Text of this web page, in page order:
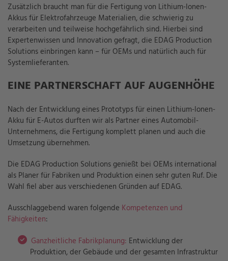
Zusätzlich braucht man für die Fertigung von Lithium-Ionen-
Akkus für Elektrofahrzeuge Materialien, die schwierig zu
verarbeiten und teilweise hochgefährlich sind. Hierbei sind
Expertenwissen und Innovation gefragt, die EDAG Production
Solutions einbringen kann – für OEMs und natürlich auch für
Systemlieferanten.
EINE PARTNERSCHAFT AUF AUGENHÖHE
Nach der Entwicklung eines Prototyps für einen Lithium-Ionen-
Akku für E-Autos durften wir als Partner eines Automobil-
Unternehmens, die Fertigung komplett planen und auch die
Umsetzung übernehmen.
Die EDAG Production Solutions genießt bei OEMs international
als Planer für Fabriken und Produktion einen sehr guten Ruf. Die
Wahl fiel aber aus verschiedenen Gründen auf EDAG.
Ausschlaggebend waren folgende Kompetenzen und
Fähigkeiten:
Ganzheitliche Fabrikplanung: Entwicklung der
Produktion, der Gebäude und der gesamten Infrastruktur